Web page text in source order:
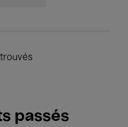
passés